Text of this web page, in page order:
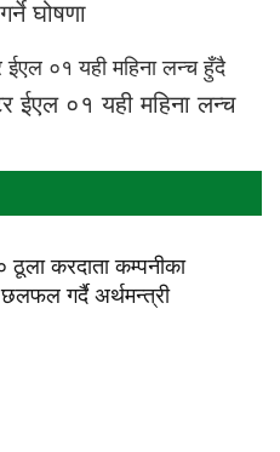
घोषणा
ईएल ०१ यही महिना लन्च
ठूला करदाता कम्पनीका
गर्दै अर्थमन्त्री